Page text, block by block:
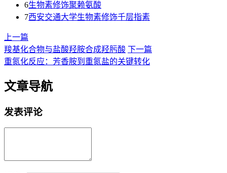
6生物素修饰聚赖氨酸
7西安交通大学生物素修饰千层指素
上一篇
羧基化合物与盐酸羟胺合成羟肟酸 下一篇
重氮化反应：芳香胺到重氮盐的关键转化
文章导航
发表评论